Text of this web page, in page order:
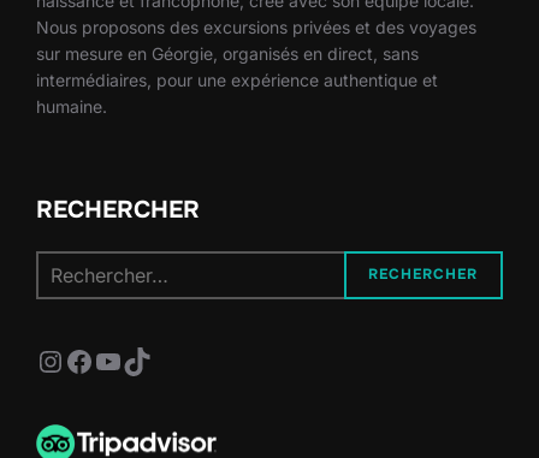
Nous proposons des excursions privées et des voyages
sur mesure en Géorgie, organisés en direct, sans
intermédiaires, pour une expérience authentique et
humaine.
RECHERCHER
pour :
RECHERCHER
Instagram
Facebook
YouTube
TikTok